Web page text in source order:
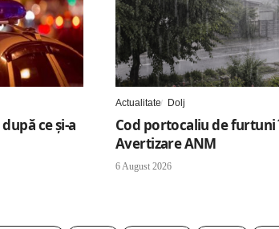
ce și-a
Actualitate Dolj
Cod portocaliu de furtuni
Avertizare ANM
6 August 2026